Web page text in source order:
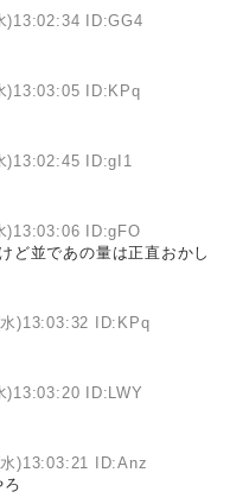
)13:02:34 ID:GG4
)13:03:05 ID:KPq
)13:02:45 ID:gI1
)13:03:06 ID:gFO
ど並であの量は正直おかし
)13:03:32 ID:KPq
)13:03:20 ID:LWY
)13:03:21 ID:Anz
ろ